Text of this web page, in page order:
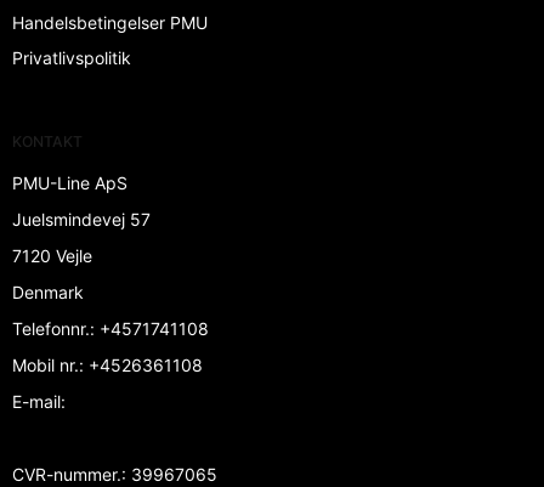
Handelsbetingelser PMU
Privatlivspolitik
KONTAKT
PMU-Line ApS
Juelsmindevej 57
7120 Vejle
Denmark
Telefonnr.: +4571741108
Mobil nr.: +4526361108
E-mail:
CVR-nummer.: 39967065